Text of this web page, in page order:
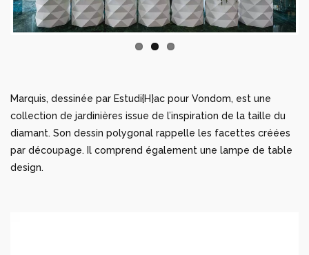
Marquis, dessinée par Estudi{H}ac pour Vondom, est une
collection de jardinières issue de l’inspiration de la taille du
diamant. Son dessin polygonal rappelle les facettes créées
par découpage. Il comprend également une lampe de table
design.